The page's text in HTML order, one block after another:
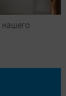
нашего